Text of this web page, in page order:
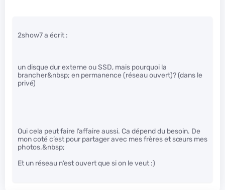
2show7 a écrit :
un disque dur externe ou SSD, mais pourquoi la
brancher&nbsp; en permanence (réseau ouvert)? (dans le
privé)
Oui cela peut faire l’affaire aussi. Ca dépend du besoin. De
mon coté c’est pour partager avec mes frères et sœurs mes
photos.&nbsp;
Et un réseau n’est ouvert que si on le veut :)